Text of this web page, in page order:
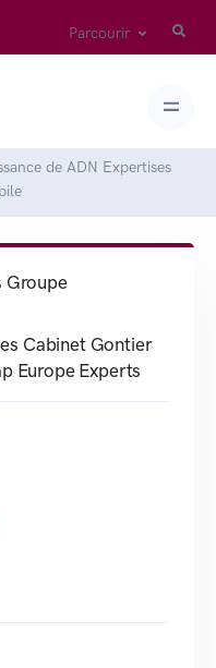
Parcourir
de ADN Expertises
Groupe
Cabinet Gontier
Europe Experts